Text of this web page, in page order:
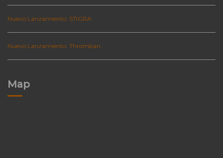
Nuevo Lanzamiento: STIGRA
Nuevo Lanzamiento: Thromban
Map